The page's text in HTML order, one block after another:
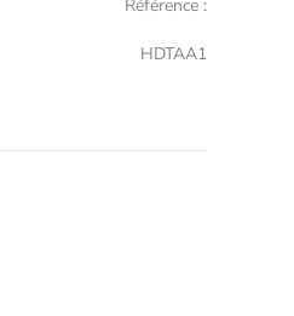
Référence :
HDTAA1